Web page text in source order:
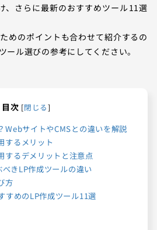
、さらに最新のおすすめツール11選
めのポイントも合わせて紹介するの
ール選びの参考にしてください。
目次 [閉じる]
WebサイトやCMSとの違いを解説
するメリット
するデメリットと注意点
きLP作成ツールの違い
方
すめのLP作成ツール11選